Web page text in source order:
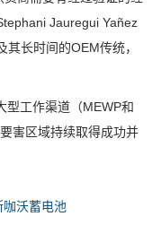
Jauregui Yañez
其长时间的OEM传统，
型工作渠道（MEWP和
害区域持续取得成功并
沃蓄电池